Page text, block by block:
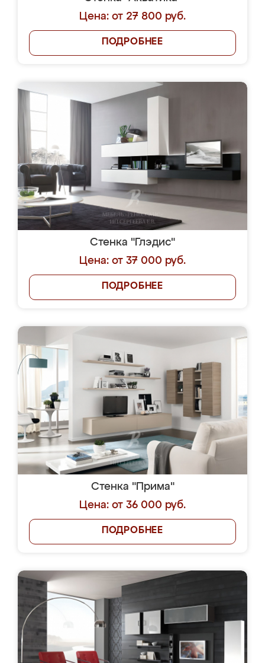
Цена: от 27 800 руб.
ПОДРОБНЕЕ
Стенка "Глэдис"
Цена: от 37 000 руб.
ПОДРОБНЕЕ
Стенка "Прима"
Цена: от 36 000 руб.
ПОДРОБНЕЕ